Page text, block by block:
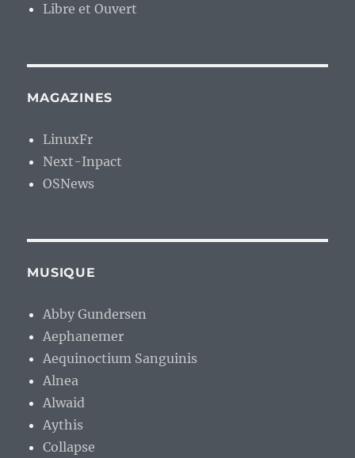
Libre et Ouvert
MAGAZINES
LinuxFr
Next-Inpact
OSNews
MUSIQUE
Abby Gundersen
Aephanemer
Aequinoctium Sanguinis
Alnea
Alwaid
Aythis
Collapse